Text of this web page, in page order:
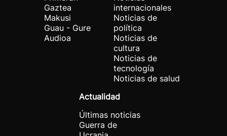
Gaztea
Makusi
Guau - Gure
Audioa
internacionales
Noticias de
política
Noticias de
cultura
Noticias de
tecnología
Noticias de salud
Actualidad
Últimas noticias
Guerra de